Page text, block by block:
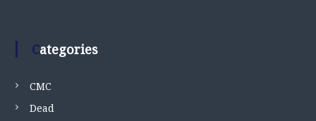
Categories
CMC
Dead